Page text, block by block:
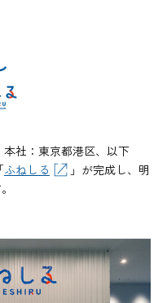
社：東京都港区、以下
ふねしる
」が完成し、明